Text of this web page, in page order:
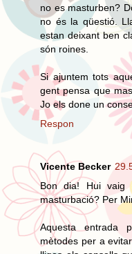
no es masturben?
no és la qüestió.
estan deixant ben
són roines.
Si ajuntem tots
gent pensa que
Jo els done un
Respon
Vicente Becker
Bon dia! Hui vaig
masturbació? Per
Aquesta entrada
mètodes per a